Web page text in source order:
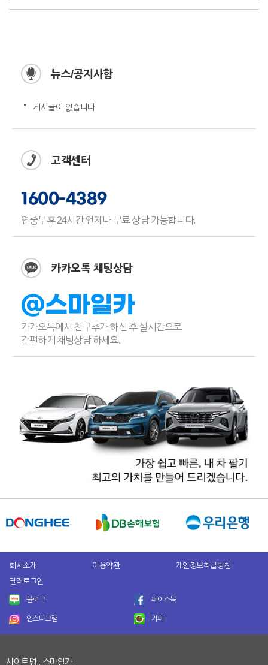
뉴스/공지사항
게시글이 없습니다
고객센터
1600-4389
연중무휴 24시간 언제나 무료 상담 가능합니다.
카카오톡 채팅상담
@스마일카
카카오톡에서 친구추가 하신 후 실시간으로
간편하게 채팅상담 하세요.
회사소개 이용약관
개인정보취급방침
딜러로그인
블로그 페이스북
인스타그램 카페
사이트명 : 스마일카